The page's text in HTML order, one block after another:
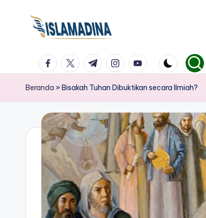
facebook.com
twitter.com
t.me instagram.com
youtube.com
Beranda »Bisakah Tuhan Dibuktikan secara Ilmiah?